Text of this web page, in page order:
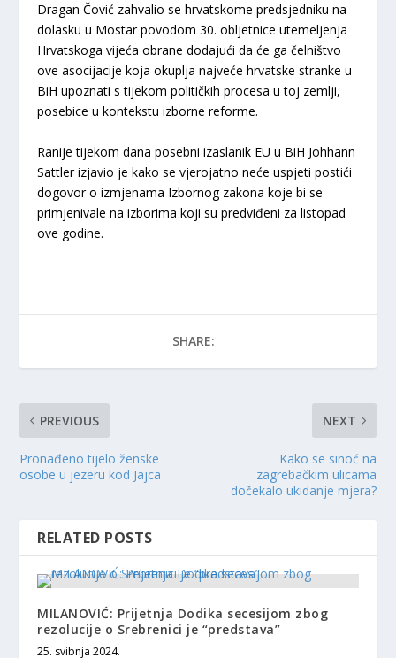
Dragan Čović zahvalio se hrvatskome predsjedniku na
dolasku u Mostar povodom 30. obljetnice utemeljenja
Hrvatskoga vijeća obrane dodajući da će ga čelništvo
ove asocijacije koja okuplja najveće hrvatske stranke u
BiH upoznati s tijekom političkih procesa u toj zemlji,
posebice u kontekstu izborne reforme.
Ranije tijekom dana posebni izaslanik EU u BiH Johhann
Sattler izjavio je kako se vjerojatno neće uspjeti postići
dogovor o izmjenama Izbornog zakona koje bi se
primjenivale na izborima koji su predviđeni za listopad
ove godine.
SHARE:
PREVIOUS
Pronađeno tijelo ženske
osobe u jezeru kod Jajca
NEXT
Kako se sinoć na
zagrebačkim ulicama
dočekalo ukidanje mjera?
RELATED POSTS
MILANOVIĆ: Prijetnja Dodika secesijom zbog
rezolucije o Srebrenici je “predstava”
25. svibnja 2024.